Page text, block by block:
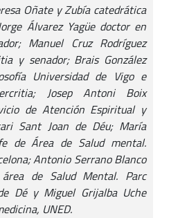
Oñate y Zubía catedrática
Álvarez Yagüe doctor en
Manuel Cruz Rodríguez
y senador; Brais González
Universidad de Vigo e
Josep Antoni Boix
de Atención Espiritual y
Sant Joan de Déu; María
de Área de Salud mental.
Antonio Serrano Blanco
de Salud Mental. Parc
Dé y Miguel Grijalba Uche
UNED.